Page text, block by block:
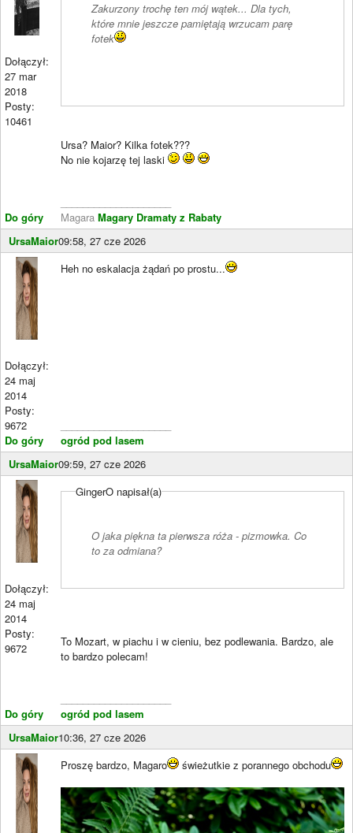
Dołączył:
27 mar
2018
Posty:
10461
Do góry
Zakurzony trochę ten mój wątek... Dla tych,
które mnie jeszcze pamiętają wrzucam parę
fotek
Ursa? Maior? Kilka fotek???
No nie kojarzę tej laski
Magara Magary Dramaty z Rabaty
UrsaMaior09:58, 27 cze 2026
Dołączył:
24 maj
2014
Posty:
9672
Do góry
Heh no eskalacja żądań po prostu...
ogród pod lasem
UrsaMaior09:59, 27 cze 2026
Dołączył:
24 maj
2014
Posty:
9672
Do góry
GingerO napisał(a)
O jaka piękna ta pierwsza róża - pizmowka. Co
to za odmiana?
To Mozart, w piachu i w cieniu, bez podlewania. Bardzo, ale
to bardzo polecam!
ogród pod lasem
UrsaMaior10:36, 27 cze 2026
Proszę bardzo, Magaro świeżutkie z porannego obchodu